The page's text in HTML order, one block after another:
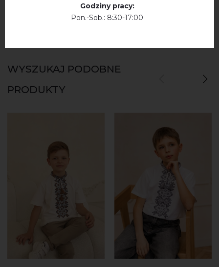
WYSZUKAJ PODOBNE
PRODUKTY
Godziny pracy:
Pon.-Sob.: 8:30-17:00